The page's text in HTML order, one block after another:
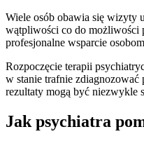
Wiele osób obawia się wizyty
wątpliwości co do możliwości
profesjonalne wsparcie
Rozpoczęcie terapii
w stanie trafnie zdiagnozować
rezultaty mogą być niezwykle
Jak psychiatra